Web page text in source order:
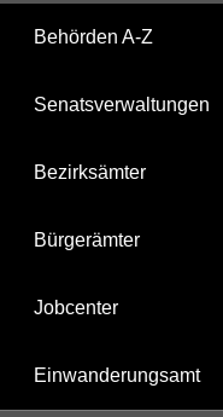
Behörden A-Z
Senatsverwaltungen
Bezirksämter
Bürgerämter
Jobcenter
Einwanderungsamt